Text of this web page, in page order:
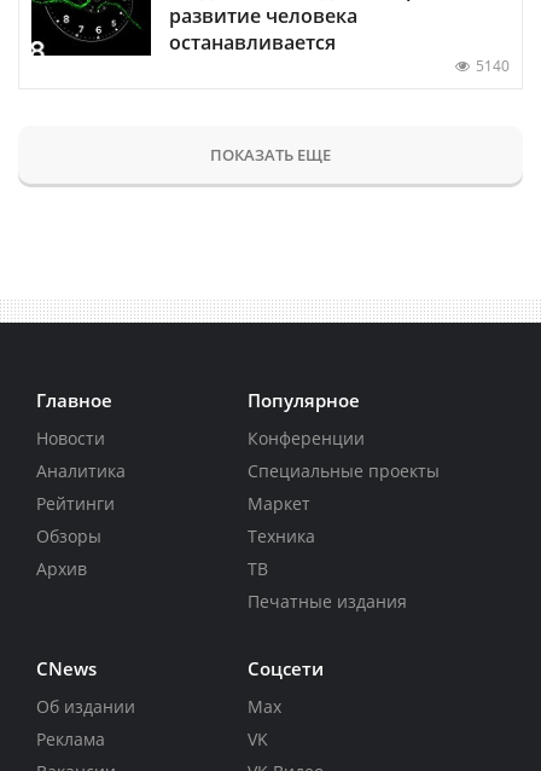
развитие человека
останавливается
5140
ПОКАЗАТЬ ЕЩЕ
Главное
Новости
Аналитика
Рейтинги
Обзоры
Архив
Популярное
Конференции
Специальные проекты
Маркет
Техника
ТВ
Печатные издания
CNews
Об издании
Реклама
Соцсети
Max
VK